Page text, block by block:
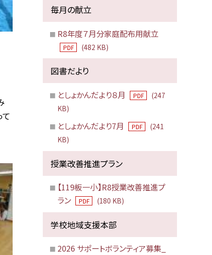
て
毎月の献立
R8年度７月分家庭配布用献立
PDF (482 KB)
図書だより
としょかんだより８月 PDF
(247
KB)
としょかんだより7月 PDF
(241
KB)
授業改善推進プラン
【119板一小】R8授業改善推進プ
ラン
PDF (180 KB)
学校地域支援本部
2026 サポートボランティア募集_